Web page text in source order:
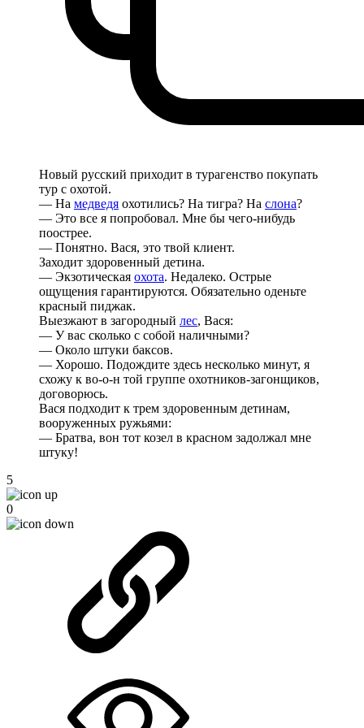
Новый русский приходит в турагенство покупать
тур с охотой.
— На медведя охотились? На тигра? На слона?
— Это все я попробовал. Мне бы чего-нибудь
поострее.
— Понятно. Вася, это твой клиент.
Заходит здоровенный детина.
— Экзотическая охота. Недалеко. Острые
ощущения гарантируются. Обязательно оденьте
красный пиджак.
Выезжают в загородный лес, Вася:
— У вас сколько с собой наличными?
— Около штуки баксов.
— Хорошо. Подождите здесь несколько минут, я
схожу к во-о-н той группе охотников-загонщиков,
договорюсь.
Вася подходит к трем здоровенным детинам,
вооруженных ружьями:
— Братва, вон тот козел в красном задолжал мне
штуку!
5
0